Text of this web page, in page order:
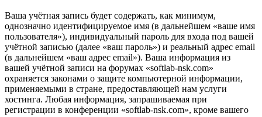
Ваша учётная запись будет содержать, как минимум,
однозначно идентифицируемое имя (в дальнейшем «ваше имя
пользователя»), индивидуальный пароль для входа под вашей
учётной записью (далее «ваш пароль») и реальный адрес email
(в дальнейшем «ваш адрес email»). Ваша информация из
вашей учётной записи на форумах «softlab-nsk.com»
охраняется законами о защите компьютерной информации,
применяемыми в стране, предоставляющей нам услуги
хостинга. Любая информация, запрашиваемая при
регистрации в конференции «softlab-nsk.com», кроме вашего